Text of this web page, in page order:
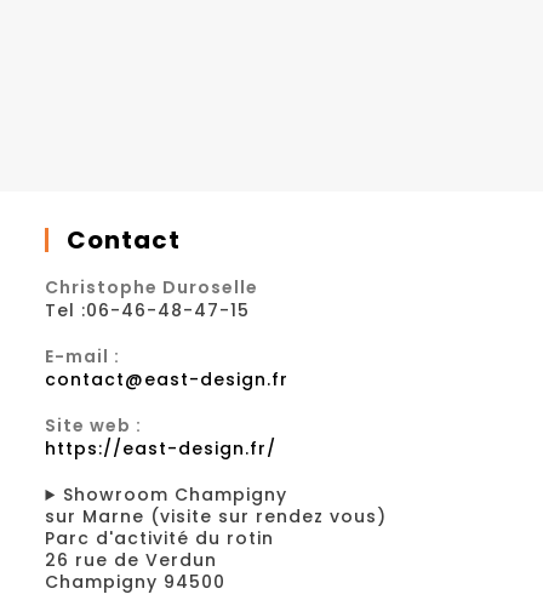
Contact
Christophe Duroselle
Tel :06-46-48-47-15
E-mail :
contact@east-design.fr
Site web :
https://east-design.fr/
Showroom Champigny
sur Marne (visite sur rendez vous)
Parc d'activité du rotin
26 rue de Verdun
Champigny 94500